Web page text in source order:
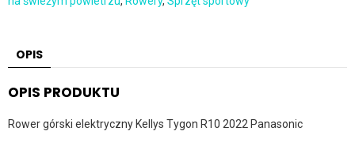
OPIS
OPIS PRODUKTU
Rower górski elektryczny Kellys Tygon R10 2022 Panasonic